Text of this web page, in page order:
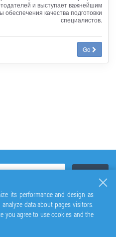
и выступает важнейшим
обеспечения качества подготовки
специалистов.
Go
its performance and design as
data about pages visitors.
you agree to use cookies and the